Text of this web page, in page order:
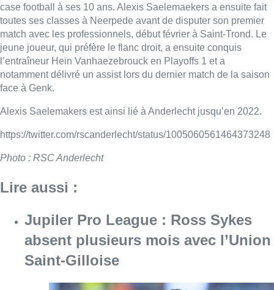
case football à ses 10 ans. Alexis Saelemaekers a ensuite fait
toutes ses classes à Neerpede avant de disputer son premier
match avec les professionnels, début février à Saint-Trond. Le
jeune joueur, qui préfère le flanc droit, a ensuite conquis
l’entraîneur Hein Vanhaezebrouck en Playoffs 1 et a
notamment délivré un assist lors du dernier match de la saison
face à Genk.
Alexis Saelemakers est ainsi lié à Anderlecht jusqu’en 2022.
https://twitter.com/rscanderlecht/status/1005060561464373248
Photo : RSC Anderlecht
Lire aussi :
Jupiler Pro League : Ross Sykes
absent plusieurs mois avec l’Union
Saint-Gilloise